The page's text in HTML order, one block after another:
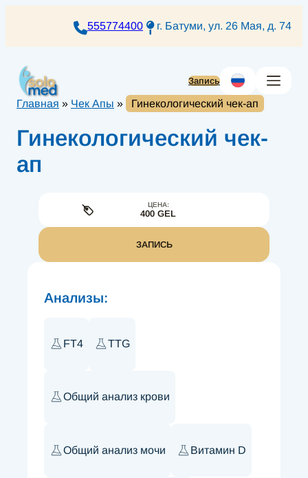
555774400 г. Батуми, ул. 26 Мая, д. 74
Запись
Главная » Чек Апы » Гинекологический чек-ап
Гинекологический чек-
ап
Анализы:
FT4 TTG
Общий анализ крови
Общий анализ мочи Витамин D
ЦЕНА:
400 GEL
ЗАПИСЬ